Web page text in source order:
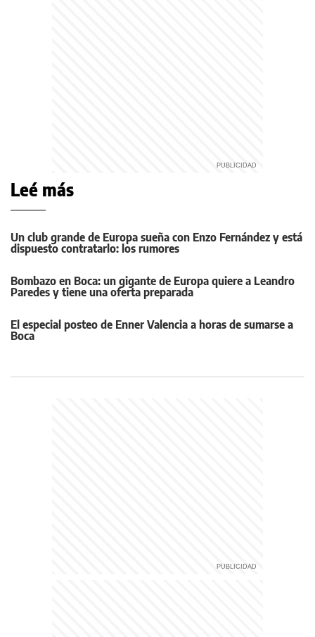
Leé más
Un club grande de Europa sueña con Enzo Fernández y está
dispuesto contratarlo: los rumores
Bombazo en Boca: un gigante de Europa quiere a Leandro
Paredes y tiene una oferta preparada
El especial posteo de Enner Valencia a horas de sumarse a
Boca